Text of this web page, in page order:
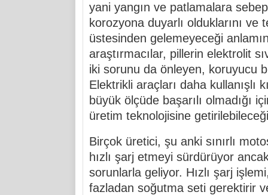
yani yangın ve patlamalara
korozyona duyarlı olduklarını
üstesinden gelemeyeceği
araştırmacılar, pillerin elektrolit
iki sorunu da önleyen, koruyucu
Elektrikli araçları daha kullanışlı
büyük ölçüde başarılı olmadığı
üretim teknolojisine
Birçok üretici, şu anki sınırlı
hızlı şarj etmeyi sürdürüyor
sorunlarla geliyor. Hızlı şarj
fazladan soğutma seti gerektirir